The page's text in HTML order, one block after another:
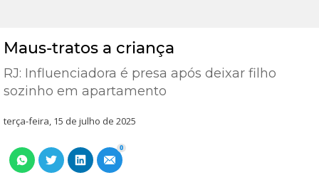
Maus-tratos a criança
RJ: Influenciadora é presa após deixar filho
sozinho em apartamento
terça-feira, 15 de julho de 2025
0